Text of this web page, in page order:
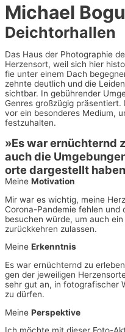
Micha­el
Deich­tor­hal­len
Das Haus der Pho­to­gra­phie
Her­zens­ort, weil sich hier
fie unter einem Dach
zehn­te deut­lich und die
sicht­bar. In gebüh­ren­der
Gen­res groß­zü­gig
vor ein beson­de­res Medi­um,
festzuhalten.
»Es war ernüch­ternd
auch die
or­te dar­ge­stellt
Mei­ne Motivation
Mir war es wich­tig, mei­ne
Coro­na-Pan­de­mie feh­len und
besu­chen wür­de, um auch
zurück­keh­ren zulassen.
Mei­ne Erkenntnis
Es war ernüch­ternd zu
gen der jewei­li­gen
sehr gut an, in foto­gra­fi­scher
zu dürfen.
Mei­ne Perspektive